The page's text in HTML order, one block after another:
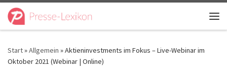
Zum Inhalt springen
Start»Allgemein »Aktieninvestments im Fokus – Live-Webinar im
Oktober 2021 (Webinar | Online)